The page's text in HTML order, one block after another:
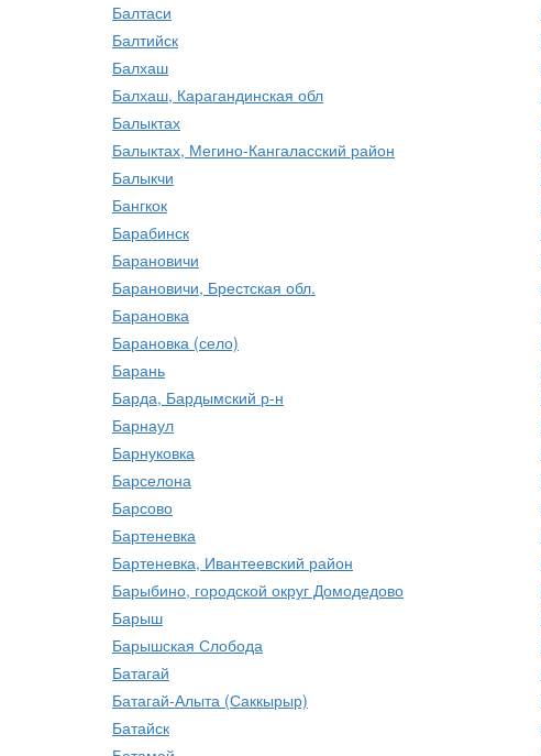
Балтаси
Балтийск
Балхаш
Балхаш, Карагандинская обл
Балыктах
Балыктах, Мегино-Кангаласский район
Балыкчи
Бангкок
Барабинск
Барановичи
Барановичи, Брестская обл.
Барановка
Барановка (село)
Барань
Барда, Бардымский р-н
Барнаул
Барнуковка
Барселона
Барсово
Бартеневка
Бартеневка, Ивантеевский район
Барыбино, городской округ Домодедово
Барыш
Барышская Слобода
Батагай
Батагай-Алыта (Саккырыр)
Батайск